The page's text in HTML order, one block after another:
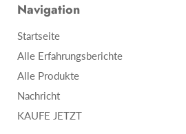
Navigation
Startseite
Alle Erfahrungsberichte
Alle Produkte
Nachricht
KAUFE JETZT